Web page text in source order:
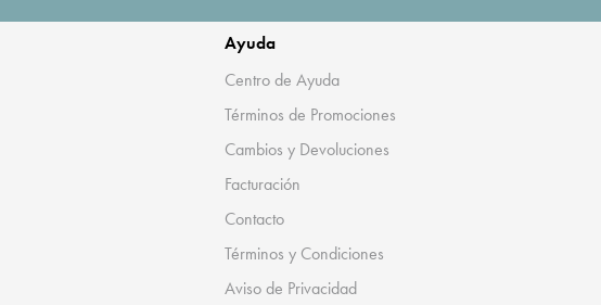
Ayuda
Centro de Ayuda
Términos de Promociones
Cambios y Devoluciones
Facturación
Contacto
Términos y Condiciones
Aviso de Privacidad